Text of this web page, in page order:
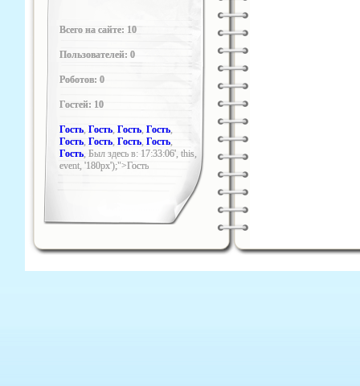
Всего на сайте: 10
Пользователей: 0
Роботов: 0
Гостей: 10
Гость Гость Гость Гость
Гость Гость Гость Гость
Гость Был здесь в: 17:33:06', this,
event, '180px');">Гость